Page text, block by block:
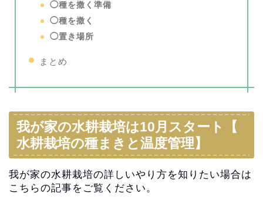
◯種を撒く準備
◯種を撒く
◯置き場所
まとめ
我が家の水耕栽培は10月スタート【
水耕栽培の種まきと温度管理】
我が家の水耕栽培の詳しいやり方を知りたい場合は
こちらの記事を ご覧ください。